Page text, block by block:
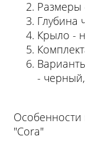
Размеры
Глубина
Крыло -
-
Особенности
"Cora"